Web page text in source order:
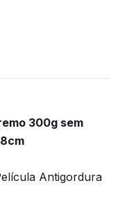
300g sem
Antigordura